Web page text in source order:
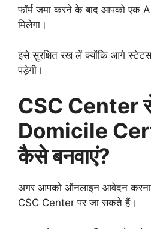
फॉर्म जमा करने के बाद आपको
मिलेगा।
इसे सुरक्षित रख लें क्योंकि आगे
पड़ेगी।
CSC Center
Domicile
कैसे बनवाएं?
अगर आपको ऑनलाइन आवेदन करना
CSC Center पर जा सकते हैं।